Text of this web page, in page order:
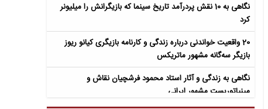
نگاهی به 10 نقش پردرآمد تاریخ سینما که بازیگرانش را میلیونر
کرد
20 واقعیت خواندنی درباره زندگی و کارنامه بازیگری کیانو ریوز
بازیگر سه‌گانه مشهور ماتریکس
نگاهی به زندگی و آثار استاد محمود فرشچیان نقاش و
مینیاتوریست مشهور ایرانی